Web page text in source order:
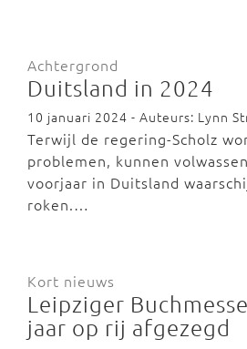
Achtergrond
Duitsland in 2024
10 januari 2024 - Auteurs: Lynn
Terwijl de regering-Scholz
problemen, kunnen
voorjaar in Duitsland
roken.…
Kort nieuws
Leipziger
jaar op rij afgezegd